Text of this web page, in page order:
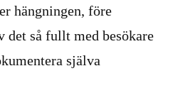
hängningen, före
det så fullt med besökare
själva